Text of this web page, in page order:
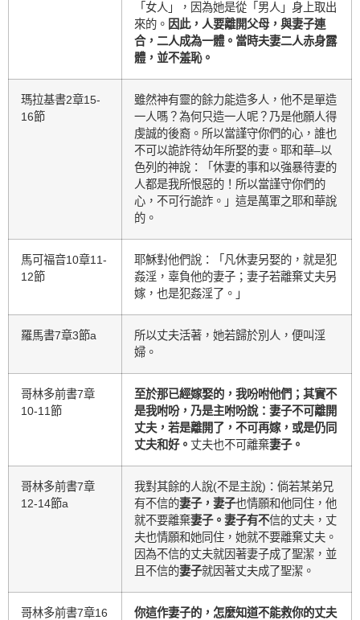
「女人」，因為她是從「男人」身上取出
來的。 因此，人要離開父母，與妻子連
合，二人成為一體。當時夫妻二人赤身露
體，並不羞恥。
瑪拉基書2章15-
16節
雖然神有靈的餘力能造多人，他不是單造
一人嗎？為何只造一人呢？乃是他願人得
虔誠的後裔。所以當謹守你們的心，誰也
不可以詭詐待幼年所娶的妻。耶和華–以
色列的神說：「休妻的事和以強暴待妻的
人都是我所恨惡的！所以當謹守你們的
心，不可行詭詐。」這是萬軍之耶和華說
的。
馬可福音10章11-
12節
耶穌對他們說：「凡休妻另娶的，就是犯
姦淫，辜負他的妻子；妻子若離棄丈夫另
嫁，也是犯姦淫了。」
羅馬書7章3節a
所以丈夫活著，她若歸於別人，便叫淫
婦。
哥林多前書7章
10-11節
至於那已經嫁娶的，我吩咐他們；其實不
是我咐吩，乃是主咐吩說：妻子不可離開
丈夫，若是離開了，不可再嫁，或是仍同
丈夫和好。 丈夫也不可離棄妻子。
哥林多前書7章
12-14節a
我對其餘的人說(不是主說)：倘若某弟兄
有不信的妻子，妻子也情願和他同住，他
就不要離棄妻子。妻子有不信的丈夫，丈
夫也情願和她同住，她就不要離棄丈夫。
因為不信的丈夫就因著妻子成了聖潔，並
且不信的妻子就因著丈夫成了聖潔。
哥林多前書7章16 你這作妻子的，怎麼知道不能救你的丈夫